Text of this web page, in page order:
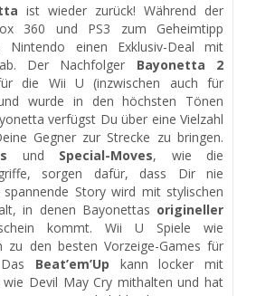
ist wieder zurück! Während der
360 und PS3 zum Geheimtipp
Nintendo einen Exklusiv-Deal mit
Der Nachfolger Bayonetta 2
die Wii U (inzwischen auch für
wurde in den höchsten Tönen
verfügst Du über eine Vielzahl
Gegner zur Strecke zu bringen.
und Special-Moves, wie die
sorgen dafür, dass Dir nie
Story wird mit stylischen
in denen Bayonettas origineller
kommt. Wii U Spiele wie
zu den besten Vorzeige-Games für
Beat’em’Up kann locker mit
wie Devil May Cry mithalten und hat